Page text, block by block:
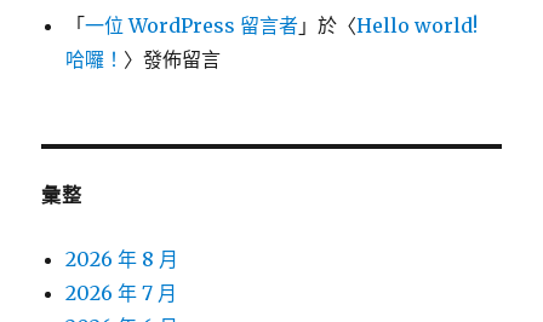
「一位 WordPress 留言者 」於〈Hello world!
哈囉！ 〉發佈留言
彙整
2026 年 8 月
2026 年 7 月